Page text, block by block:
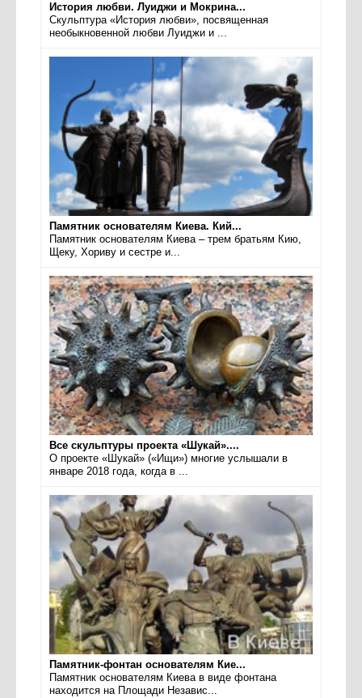
История любви. Луиджи и Мокрина...
Скульптура «История любви», посвященная
необыкновенной любви Луиджи и ...
Памятник основателям Киева. Кий...
Памятник основателям Киева – трем братьям Кию,
Щеку, Хориву и сестре и...
Все скульптуры проекта «Шукай»....
О проекте «Шукай» («Ищи») многие услышали в
январе 2018 года, когда в ...
Памятник-фонтан основателям Кие...
Памятник основателям Киева в виде фонтана
находится на Площади Независ...